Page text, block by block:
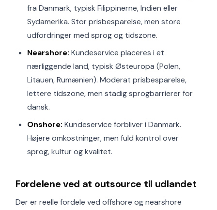
fra Danmark, typisk Filippinerne, Indien eller
Sydamerika. Stor prisbesparelse, men store
udfordringer med sprog og tidszone.
Nearshore: Kundeservice placeres i et
nærliggende land, typisk Østeuropa (Polen,
Litauen, Rumænien). Moderat prisbesparelse,
lettere tidszone, men stadig sprogbarrierer for
dansk.
Onshore: Kundeservice forbliver i Danmark.
Højere omkostninger, men fuld kontrol over
sprog, kultur og kvalitet.
Fordelene ved at outsource til udlandet
Der er reelle fordele ved offshore og nearshore